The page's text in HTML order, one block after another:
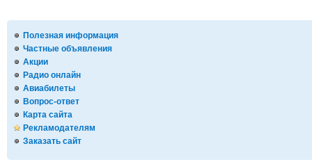
Полезная информация
Частные объявления
Акции
Радио онлайн
Авиабилеты
Вопрос-ответ
Карта сайта
Рекламодателям
Заказать сайт